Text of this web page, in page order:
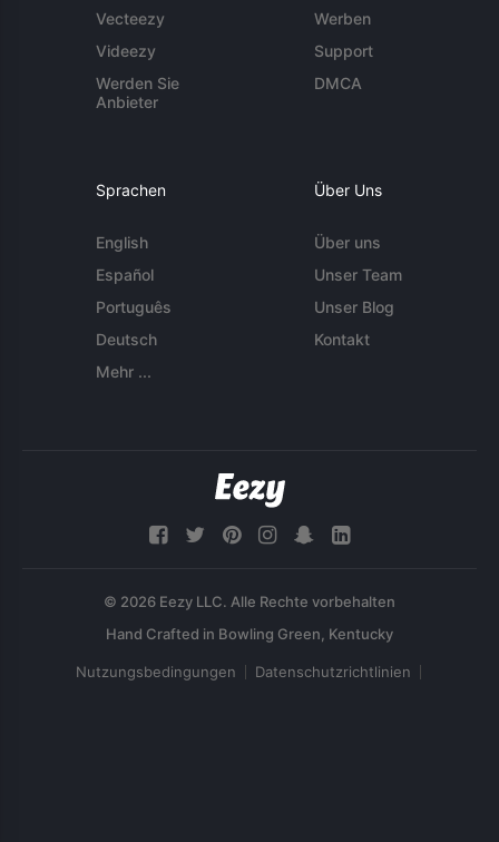
Vecteezy
Videezy
Werden Sie
Anbieter
Werben
Support
DMCA
Sprachen
English
Español
Português
Deutsch
Mehr ...
Über Uns
Über uns
Unser Team
Unser Blog
Kontakt
© 2026 Eezy LLC. Alle Rechte vorbehalten
Nutzungsbedingungen Datenschutzrichtlinien